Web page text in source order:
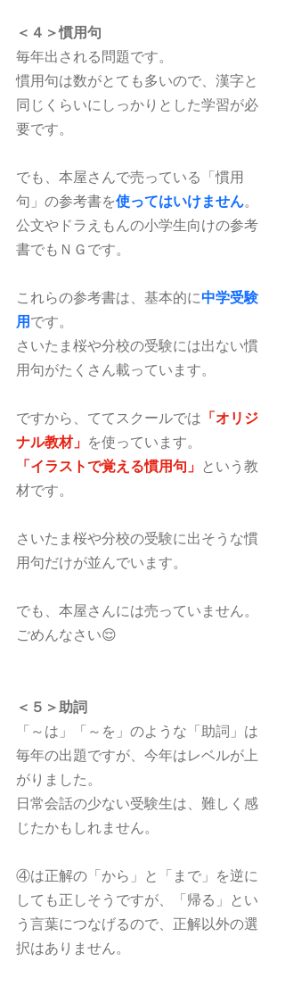
＜４＞慣用句
毎年出される問題です。
慣用句は数がとても多いので、漢字と
同じくらいにしっかりとした学習が必
要です。
でも、本屋さんで売っている「慣用
句」の参考書を使ってはいけません。
公文やドラえもんの小学生向けの参考
書でもＮＧです。
これらの参考書は、基本的に中学受験
用 です。
さいたま桜や分校の受験には出ない慣
用句がたくさん載っています。
ですから、ててスクールでは 「オリジ
ナル教材」 を使っています。
「イラストで覚える慣用句」 という教
材です。
さいたま桜や分校の受験に出そうな慣
用句だけが並んでいます。
でも、本屋さんには売っていません。
ごめんなさい😌
＜５＞助詞
「～は」「～を」のような「助詞」は
毎年の出題ですが、今年はレベルが上
がりました。
日常会話の少ない受験生は、難しく感
じたかもしれません。
④は正解の「から」と「まで」を逆に
しても正しそうですが、「帰る」とい
う言葉につなげるので、正解以外の選
択はありません。